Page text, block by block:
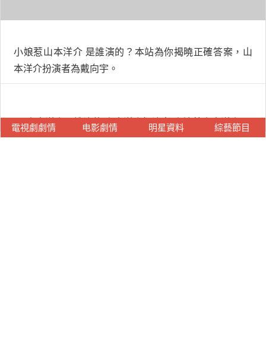
小娘惹山本洋介 是誰演的？本站為你揭曉正確答案，山
本洋介扮演者為戴向宇。
電視劇劇情 电影劇情 明星資料 綜藝節目
山本洋介是誰演的,山本洋介扮演者,小娘惹山本洋介